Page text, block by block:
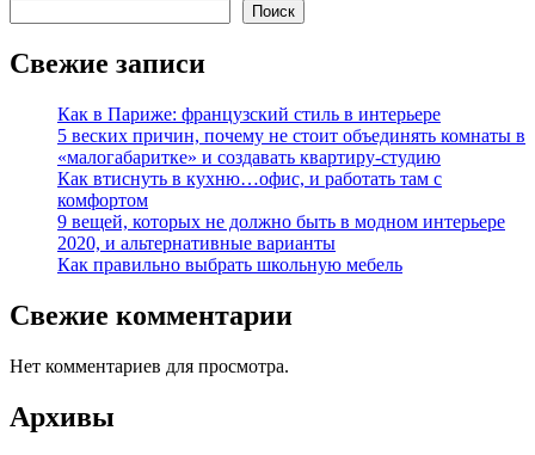
Поиск
Свежие записи
Как в Париже: французский стиль в интерьере
5 веских причин, почему не стоит объединять комнаты в
«малогабаритке» и создавать квартиру-студию
Как втиснуть в кухню…офис, и работать там с
комфортом
9 вещей, которых не должно быть в модном интерьере
2020, и альтернативные варианты
Как правильно выбрать школьную мебель
Свежие комментарии
Нет комментариев для просмотра.
Архивы